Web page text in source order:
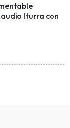
Iturra con